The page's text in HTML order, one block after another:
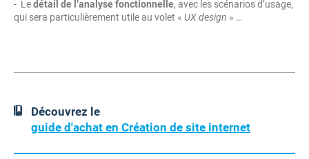
- Ledétail de l’analyse fonctionnelle, avec les scénarios d’usage,
qui sera particulièrement utile au volet « UX design » …
Découvrez le
guide d'achat en Création de site internet